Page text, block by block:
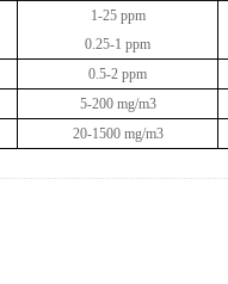
1-25 ppm
0.25-1 ppm
0.5-2 ppm
5-200 mg/m3
20-1500 mg/m3